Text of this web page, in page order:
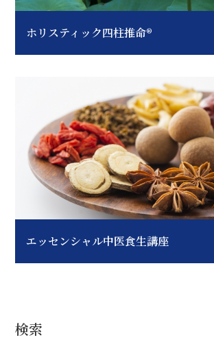
ホリスティック四柱推命®
エッセンシャル中医食生講座
検索